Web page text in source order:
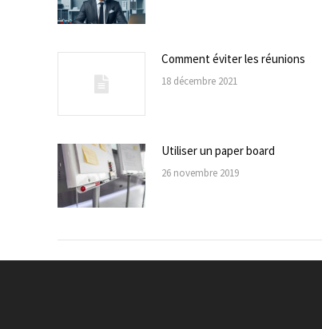
Comment éviter les réunions
18 décembre 2021
Utiliser un paper board
26 novembre 2019